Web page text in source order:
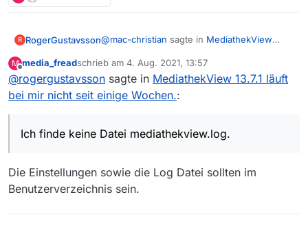
R RogerGustavsson@mac-christian sagte in MediathekView
Datei mediathekview.log
MediathekView neu installiert. Program
M media_freadschrieb am 4. Aug. 2021, 13:57
zuletzt editiert von
@rogergustavsson sagte in MediathekView 13.7.1 läuft
bei mir nicht seit einige Wochen.:
Ich finde keine Datei mediathekview.log.
Die Einstellungen sowie die Log Datei sollten im
Benutzerverzeichnis sein.